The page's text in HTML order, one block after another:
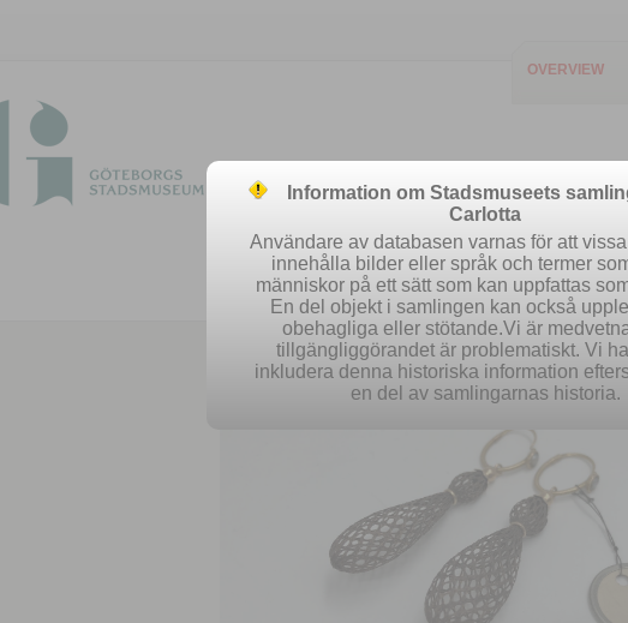
OVERVIEW
Easy search Advanced
Information om Stadsmuseets
Carlotta
Användare av databasen varnas för att
innehålla bilder eller språk och termer
människor på ett sätt som kan uppfattas
En del objekt i samlingen kan också
obehagliga eller stötande.Vi är
tillgängliggörandet är problematiskt. Vi
inkludera denna historiska information
en del av samlingarnas historia.